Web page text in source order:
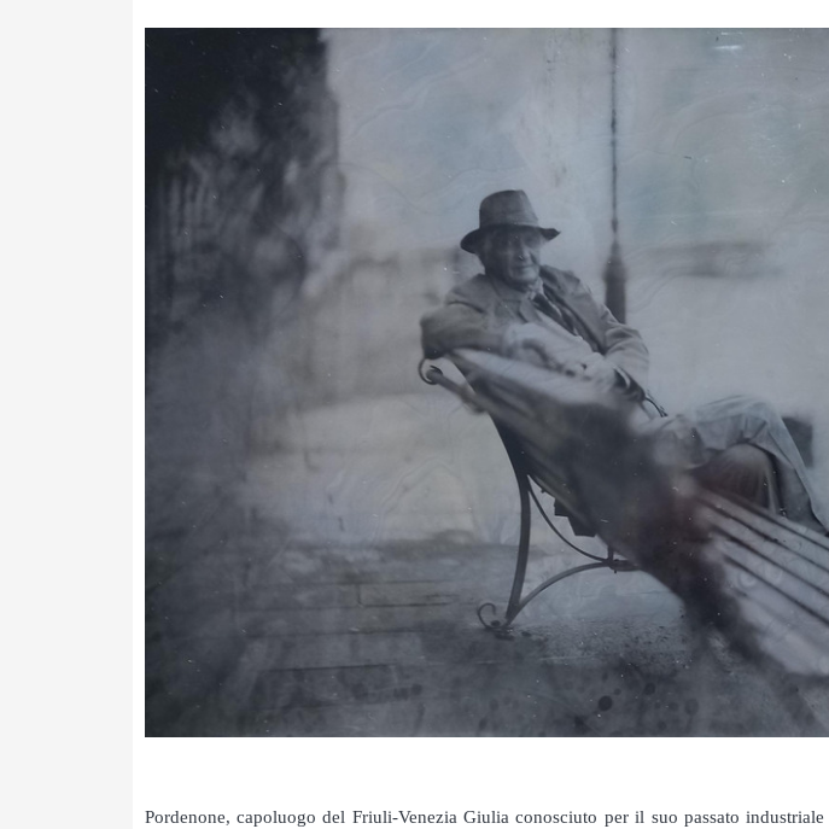
Pordenone, capoluogo del Friuli-Venezia Giulia conosciuto per il suo passato